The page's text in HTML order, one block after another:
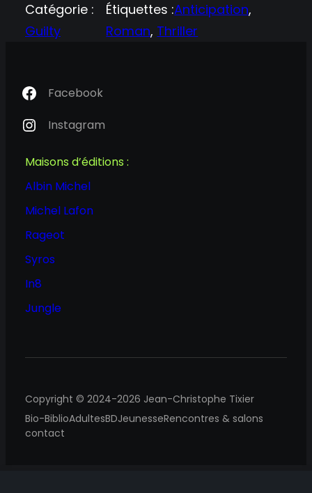
Catégorie :
Guilty
Étiquettes :Anticipation
Roman, Thriller
Facebook
Instagram
Maisons d’éditions :
Albin Michel
Michel Lafon
Rageot
Syros
In8
Jungle
Copyright © 2024-2026 Jean-Christophe Tixier
Bio-BiblioAdultesBDJeunesseRencontres & salons
contact